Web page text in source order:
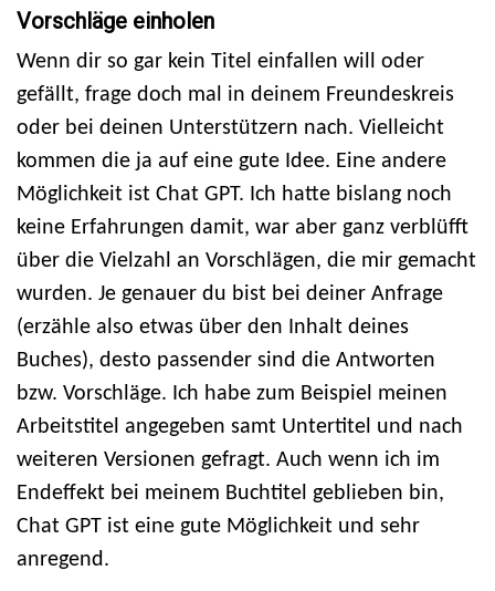
Vorschläge einholen
Wenn dir so gar kein Titel einfallen will oder
gefällt, frage doch mal in deinem Freundeskreis
oder bei deinen Unterstützern nach. Vielleicht
kommen die ja auf eine gute Idee. Eine andere
Möglichkeit ist Chat GPT. Ich hatte bislang noch
keine Erfahrungen damit, war aber ganz verblüfft
über die Vielzahl an Vorschlägen, die mir gemacht
wurden. Je genauer du bist bei deiner Anfrage
(erzähle also etwas über den Inhalt deines
Buches), desto passender sind die Antworten
bzw. Vorschläge. Ich habe zum Beispiel meinen
Arbeitstitel angegeben samt Untertitel und nach
weiteren Versionen gefragt. Auch wenn ich im
Endeffekt bei meinem Buchtitel geblieben bin,
Chat GPT ist eine gute Möglichkeit und sehr
anregend.